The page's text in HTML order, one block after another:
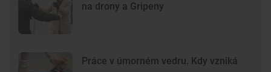
na drony a Gripeny
Práce v úmorném vedru. Kdy vzniká